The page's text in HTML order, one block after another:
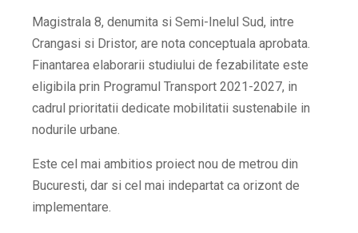
Magistrala 8, denumita si Semi-Inelul Sud, intre
Crangasi si Dristor, are nota conceptuala aprobata.
Finantarea elaborarii studiului de fezabilitate este
eligibila prin Programul Transport 2021-2027, in
cadrul prioritatii dedicate mobilitatii sustenabile in
nodurile urbane.
Este cel mai ambitios proiect nou de metrou din
Bucuresti, dar si cel mai indepartat ca orizont de
implementare.